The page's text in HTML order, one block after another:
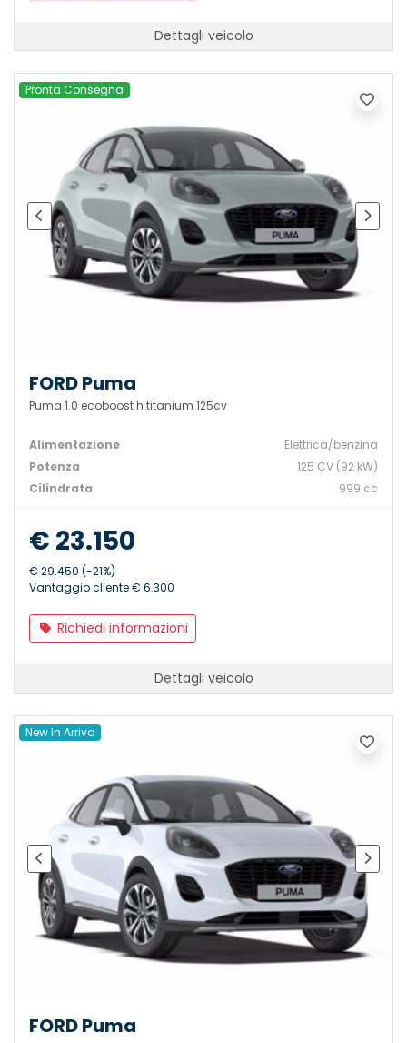
Dettagli veicolo
Pronta Consegna
FORD Puma
Puma 1.0 ecoboost h titanium 125cv
Alimentazione
Elettrica/benzina
Potenza
125 CV (92 kW)
Cilindrata
999 cc
€ 23.150
€ 29.450 (-21%)
Vantaggio cliente € 6.300
Richiedi informazioni
Dettagli veicolo
New In Arrivo
FORD Puma